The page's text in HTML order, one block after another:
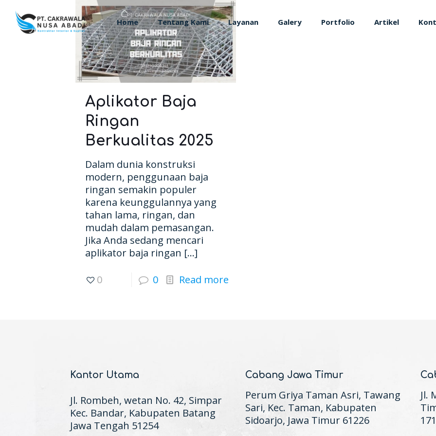
Home Tentang Kami Layanan Galery Portfolio Artikel
Aplikator Baja
Ringan
Berkualitas 2025
Dalam dunia konstruksi
modern, penggunaan baja
ringan semakin populer
karena keunggulannya yang
tahan lama, ringan, dan
mudah dalam pemasangan.
Jika Anda sedang mencari
aplikator baja ringan […]
0 0 Read more
Kantor Utama
Jl. Rombeh, wetan No. 42, Simpar
Kec. Bandar, Kabupaten Batang
Jawa Tengah 51254
Cabang Jawa Timur
Perum Griya Taman Asri, Tawang
Sari, Kec. Taman, Kabupaten
Sidoarjo, Jawa Timur 61226
Jl.